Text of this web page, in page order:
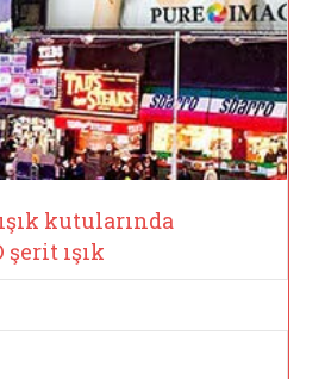
kutularında
ışık